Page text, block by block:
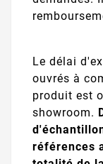
Le délai
ouvrés à
produit est
showroom.
références